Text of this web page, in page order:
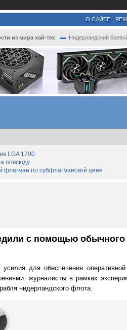
О САЙТЕ
из мира хай-тек Нидерландский боевой
LGA 1700
повсюду
флагман по субфлагманской цене
с помощью обычного
для обеспечения
журналисты в рамках
нидерландского флота.